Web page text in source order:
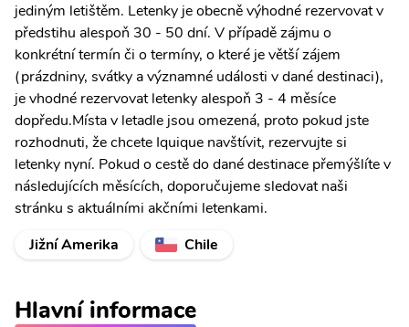
jediným letištěm. Letenky je obecně výhodné rezervovat v
předstihu alespoň 30 - 50 dní. V případě zájmu o
konkrétní termín či o termíny, o které je větší zájem
(prázdniny, svátky a významné události v dané destinaci),
je vhodné rezervovat letenky alespoň 3 - 4 měsíce
dopředu.Místa v letadle jsou omezená, proto pokud jste
rozhodnuti, že chcete Iquique navštívit, rezervujte si
letenky nyní. Pokud o cestě do dané destinace přemýšlíte v
následujících měsících, doporučujeme sledovat naši
stránku s aktuálními akčními letenkami.
Jižní Amerika
Chile
Hlavní informace